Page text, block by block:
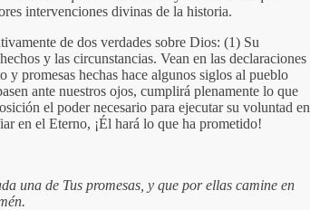
intervenciones divinas de la historia.
de dos verdades sobre Dios: (1) Su
y las circunstancias. Vean en las declaraciones
y promesas hechas hace algunos siglos al pueblo
ante nuestros ojos, cumplirá plenamente lo que
el poder necesario para ejecutar su voluntad en
en el Eterno, ¡Él hará lo que ha prometido!
una de Tus promesas, y que por ellas camine en